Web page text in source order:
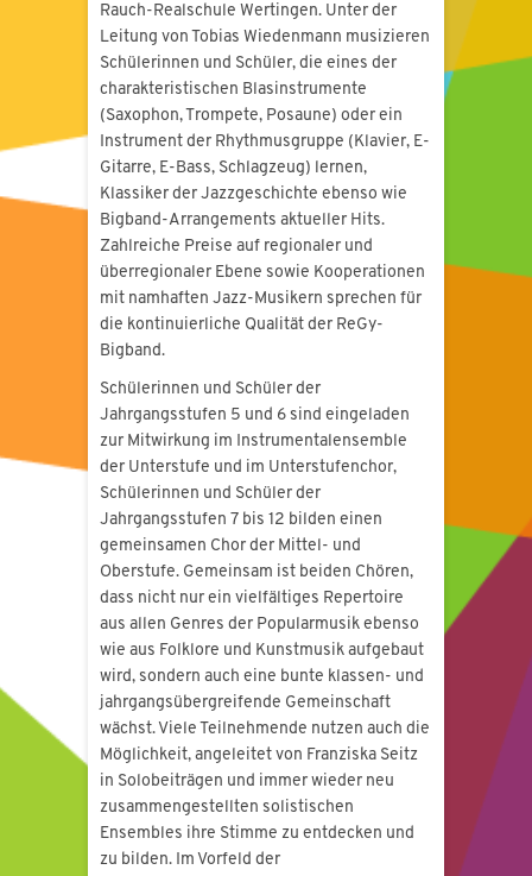
Rauch-Realschule Wertingen. Unter der
Leitung von Tobias Wiedenmann musizieren
Schülerinnen und Schüler, die eines der
charakteristischen Blasinstrumente
(Saxophon, Trompete, Posaune) oder ein
Instrument der Rhythmusgruppe (Klavier, E-
Gitarre, E-Bass, Schlagzeug) lernen,
Klassiker der Jazzgeschichte ebenso wie
Bigband-Arrangements aktueller Hits.
Zahlreiche Preise auf regionaler und
überregionaler Ebene sowie Kooperationen
mit namhaften Jazz-Musikern sprechen für
die kontinuierliche Qualität der ReGy-
Bigband.
Schülerinnen und Schüler der
Jahrgangsstufen 5 und 6 sind eingeladen
zur Mitwirkung im Instrumentalensemble
der Unterstufe und im Unterstufenchor,
Schülerinnen und Schüler der
Jahrgangsstufen 7 bis 12 bilden einen
gemeinsamen Chor der Mittel- und
Oberstufe. Gemeinsam ist beiden Chören,
dass nicht nur ein vielfältiges Repertoire
aus allen Genres der Popularmusik ebenso
wie aus Folklore und Kunstmusik aufgebaut
wird, sondern auch eine bunte klassen- und
jahrgangsübergreifende Gemeinschaft
wächst. Viele Teilnehmende nutzen auch die
Möglichkeit, angeleitet von Franziska Seitz
in Solobeiträgen und immer wieder neu
zusammengestellten solistischen
Ensembles ihre Stimme zu entdecken und
zu bilden. Im Vorfeld der